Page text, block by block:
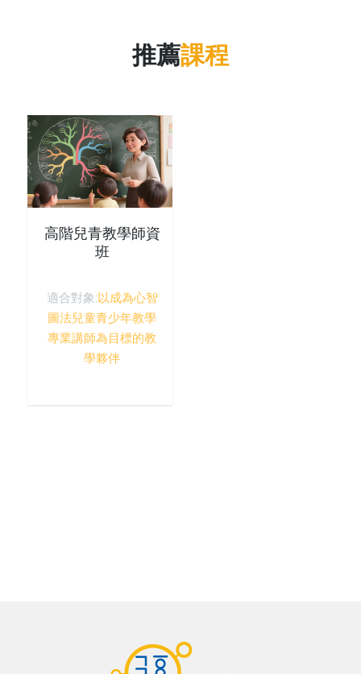
推薦課程
高階兒青教學師資
班
適合對象:以成為心智
圖法兒童青少年教學
專業講師為目標的教
學夥伴